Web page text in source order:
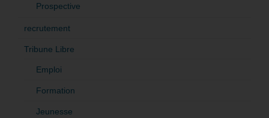
Prospective
recrutement
Tribune Libre
Emploi
Formation
Jeunesse